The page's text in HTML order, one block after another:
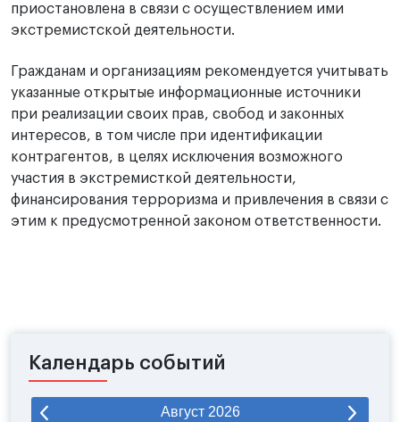
приостановлена в связи с осуществлением ими
экстремистской деятельности.
Гражданам и организациям рекомендуется учитывать
указанные открытые информационные источники
при реализации своих прав, свобод и законных
интересов, в том числе при идентификации
контрагентов, в целях исключения возможного
участия в экстремисткой деятельности,
финансирования терроризма и привлечения в связи с
этим к предусмотренной законом ответственности.
Календарь событий
Август 2026